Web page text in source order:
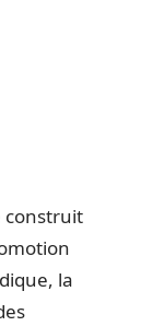
construit
la